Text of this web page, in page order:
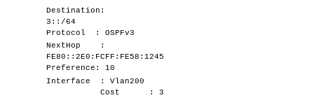
Destination:
3::/64
Protocol : OSPFv3
NextHop :
FE80::2E0:FCFF:FE58:1245
Preference: 10
Interface : Vlan200
Cost : 3